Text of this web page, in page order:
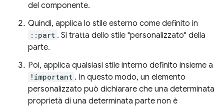
del componente.
Quindi, applica lo stile esterno come definito in
::part . Si tratta dello stile "personalizzato" della
parte.
Poi, applica qualsiasi stile interno definito insieme a
!important . In questo modo, un elemento
personalizzato può dichiarare che una determinata
proprietà di una determinata parte non è